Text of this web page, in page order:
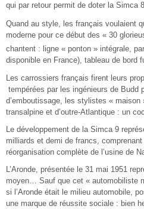
qui par retour permit de doter la Simca
Quand au style, les français voulaient
moderne pour ce début des « 30
chantent : ligne « ponton » intégrale,
disponible en France), tableau de bord
Les carrossiers français firent leurs
tempérées par les ingénieurs de Budd
d’emboutissage, les stylistes «
transalpine et d’outre-Atlantique : un
Le développement de la Simca 9
milliards et demi de francs,
réorganisation complète de l’usine de
L’Aronde, présentée le 31 mai 1951
moyen… Sauf que cet « automobiliste
si l’Aronde était le milieu automobile,
une marque de réussite sociale : bien